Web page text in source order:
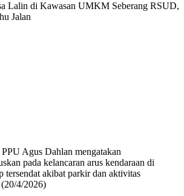
Lalin di Kawasan UMKM Seberang RSUD,
Jalan
Agus Dahlan mengatakan
pada kelancaran arus kendaraan di
tersendat akibat parkir dan aktivitas
4/2026)